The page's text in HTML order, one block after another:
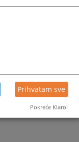
Prihvatam sve
Pokreće Klaro!